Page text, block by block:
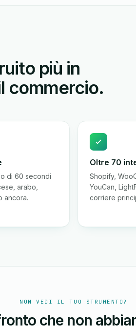
più in
commercio.
di 60 secondi
arabo,
ancora.
Oltre 70
Shopify,
YouCan,
corriere
NON VEDI IL TUO STRUMENTO?
che non